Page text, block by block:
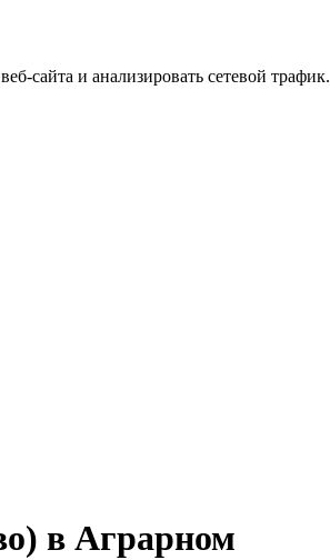
сайта и анализировать сетевой трафик.
в Аграрном